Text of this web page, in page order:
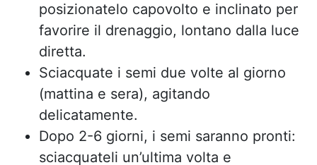
posizionatelo capovolto e inclinato per
favorire il drenaggio, lontano dalla luce
diretta.
Sciacquate i semi due volte al giorno
(mattina e sera), agitando
delicatamente.
Dopo 2-6 giorni, i semi saranno pronti:
sciacquateli un’ultima volta e